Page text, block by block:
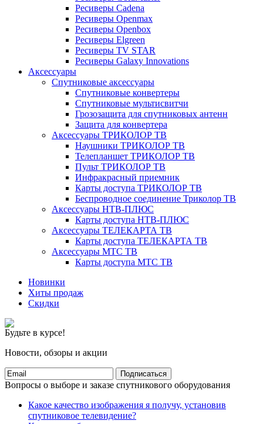
Ресиверы Cadena
Ресиверы Openmax
Ресиверы Openbox
Ресиверы Elgreen
Ресиверы TV STAR
Ресиверы Galaxy Innovations
Аксессуары
Спутниковые аксессуары
Спутниковые конвертеры
Спутниковые мультисвитчи
Грозозащита для спутниковых антенн
Защита для конвертера
Аксессуары ТРИКОЛОР ТВ
Наушники ТРИКОЛОР ТВ
Телепланшет ТРИКОЛОР ТВ
Пульт ТРИКОЛОР ТВ
Инфракрасный приемник
Карты доступа ТРИКОЛОР ТВ
Беспроводное соединение Триколор ТВ
Аксессуары НТВ-ПЛЮС
Карты доступа НТВ-ПЛЮС
Аксессуары ТЕЛЕКАРТА ТВ
Карты доступа ТЕЛЕКАРТА ТВ
Аксессуары МТС ТВ
Карты доступа МТС ТВ
Новинки
Хиты продаж
Скидки
Будьте в курсе!
Новости, обзоры и акции
Подписаться
Вопросы о выборе и заказе спутникового оборудования
Какое качество изображения я получу, установив
спутниковое телевидение?